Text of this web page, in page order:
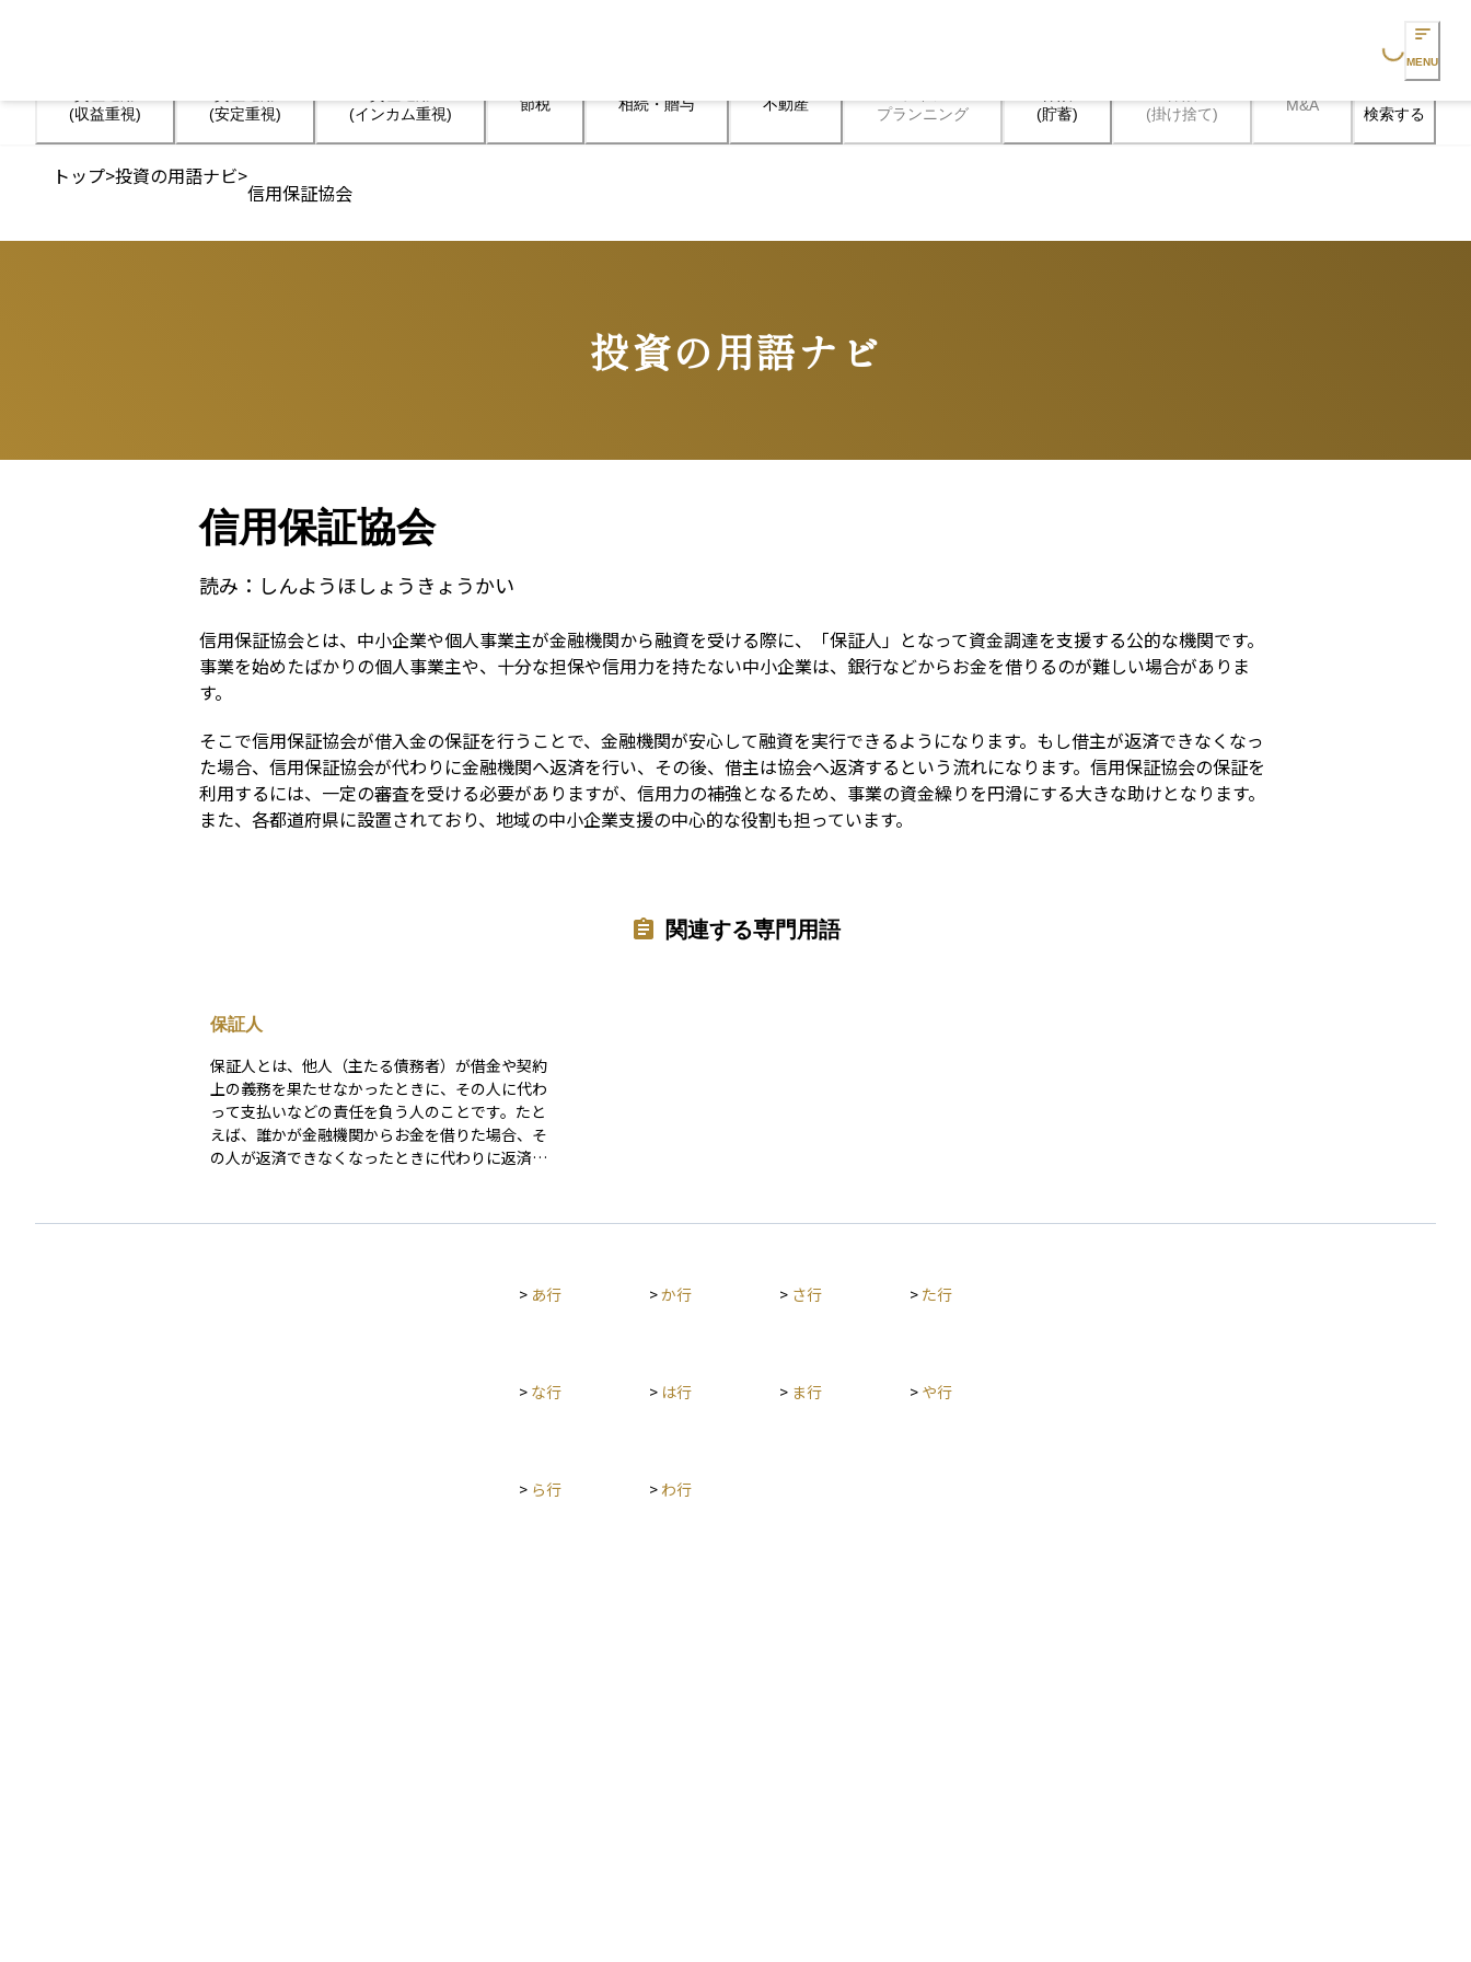
Loading... MENU
(収益重視)
(安定重視)
(インカム重視)
節税 相続・贈与 不動産
プランニング
(貯蓄)
(掛け捨て)
M&A 検索する
トップ>投資の用語ナビ>
信用保証協会
投資の用語ナビ
Terms
信用保証協会
読み： しんようほしょうきょうかい
信用保証協会とは、中小企業や個人事業主が金融機関から融資を受ける際に、「保証人」となって資金調達を支援する公的な機関です。
事業を始めたばかりの個人事業主や、十分な担保や信用力を持たない中小企業は、銀行などからお金を借りるのが難しい場合がありま
す。
そこで信用保証協会が借入金の保証を行うことで、金融機関が安心して融資を実行できるようになります。もし借主が返済できなくなっ
た場合、信用保証協会が代わりに金融機関へ返済を行い、その後、借主は協会へ返済するという流れになります。信用保証協会の保証を
利用するには、一定の審査を受ける必要がありますが、信用力の補強となるため、事業の資金繰りを円滑にする大きな助けとなります。
また、各都道府県に設置されており、地域の中小企業支援の中心的な役割も担っています。
関連する専門用語
保証人
保証人とは、他人（主たる債務者）が借金や契約
上の義務を果たせなかったときに、その人に代わ
って支払いなどの責任を負う人のことです。たと
えば、誰かが金融機関からお金を借りた場合、そ
の人が返済できなくなったときに代わりに返済す
は非常に重い責任を持つことになり、本人が返済
は、家族や知人が保証人になるケースが多いです
> あ行 >か行 > さ行 > た行
> な行 > は行 > ま行 > や行
> ら行 > わ行